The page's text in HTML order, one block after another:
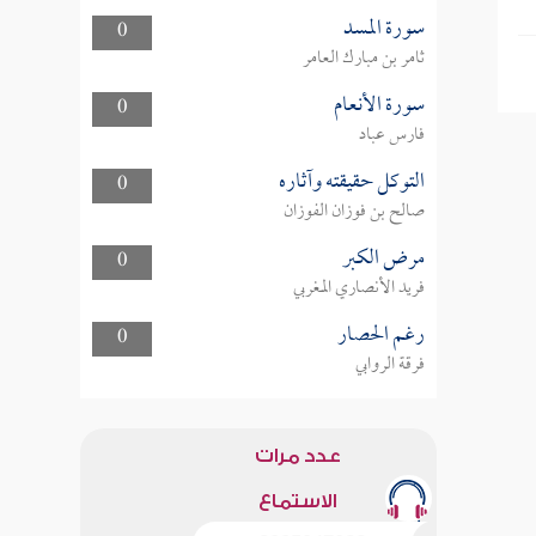
0 سورة المسد
ثامر بن مبارك العامر
0
سورة الأنعام
فارس عباد
0
التوكل حقيقته وآثاره
صالح بن فوزان الفوزان
0
مرض الكبر
فريد الأنصاري المغربي
0
رغم الحصار
فرقة الروابي
عدد مرات
الاستماع